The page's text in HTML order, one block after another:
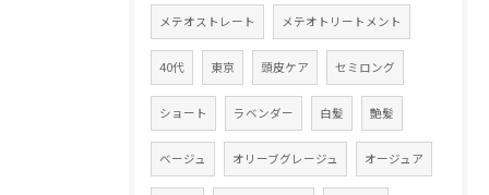
メテオストレート メテオトリートメント
40代 東京 頭皮ケア セミロング
ショート ラベンダー 白髪 艶髪
ベージュ オリーブグレージュ オージュア